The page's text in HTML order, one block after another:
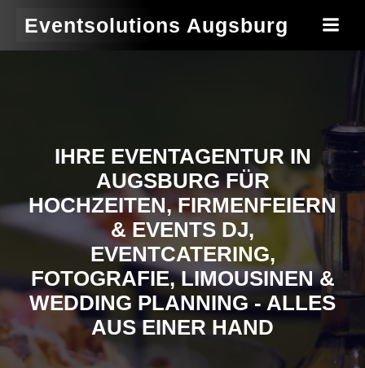
Eventsolutions Augsburg
IHRE EVENTAGENTUR IN
AUGSBURG FÜR
HOCHZEITEN, FIRMENFEIERN
& EVENTS DJ,
EVENTCATERING,
FOTOGRAFIE, LIMOUSINEN &
WEDDING PLANNING - ALLES
AUS EINER HAND